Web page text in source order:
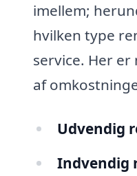
imellem;
hvilken type
service. Her
af
Udvendig
Indvendig